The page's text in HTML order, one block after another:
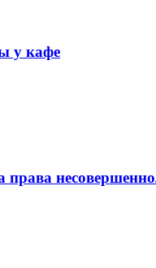
у кафе